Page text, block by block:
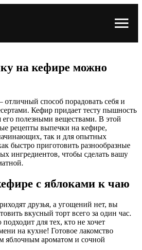
на кефире можно
способ порадовать себя и
Кефир придает тесту пышность
его полезными веществами. В этой
рецепты выпечки на кефире,
так и для опытных
быстро приготовить разнообразные
ингредиентов, чтобы сделать вашу
с яблоками к чаю
друзья, а угощений нет, вы
вкусный торт всего за один час.
для тех, кто не хочет
на кухне! Готовое лакомство
яблочным ароматом и сочной